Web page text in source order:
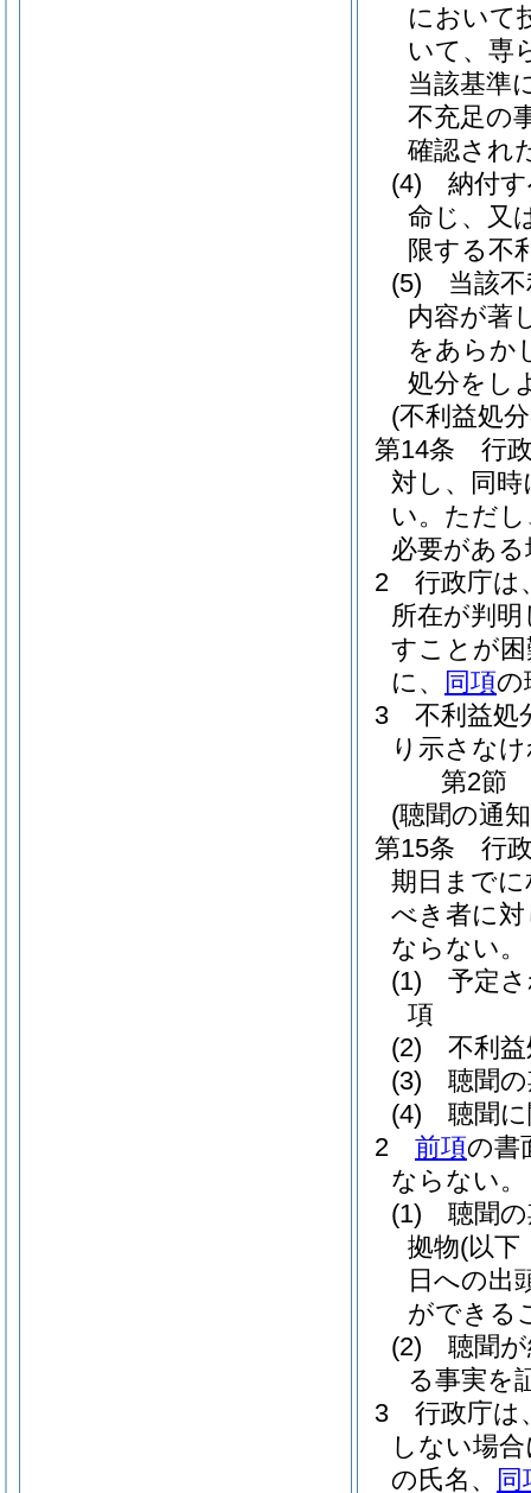
において
いて、専
当該基準
不充足の
確認され
(4)
納付
命じ、又
限する不
(5)
当該
内容が著
をあらか
処分をし
(不利益処
第14条
行
対し、同
い。 ただ
必要があ
2
行政庁は
所在が判
すことが
に、
同項の
3
不利益処
り示さな
第2節
(聴聞の通
第15条
行
期日まで
べき者に
ならない。
(1)
予定
項
(2)
不利
(3)
聴聞
(4)
聴聞
2
前項の書
ならない。
(1)
聴聞
拠物(以下
日への出
ができる
(2)
聴聞
る事実を
3
行政庁は
しない場
の氏名、
同